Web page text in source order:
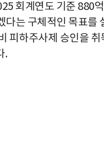
회계연도 기준 880
는 구체적인 목표
피하주사제 승인을
.